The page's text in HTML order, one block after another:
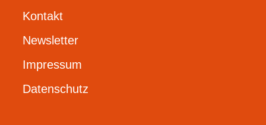
Kontakt
Newsletter
Impressum
Datenschutz